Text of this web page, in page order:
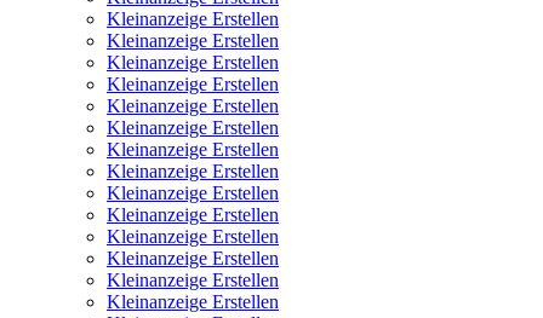
Kleinanzeige Erstellen
Kleinanzeige Erstellen
Kleinanzeige Erstellen
Kleinanzeige Erstellen
Kleinanzeige Erstellen
Kleinanzeige Erstellen
Kleinanzeige Erstellen
Kleinanzeige Erstellen
Kleinanzeige Erstellen
Kleinanzeige Erstellen
Kleinanzeige Erstellen
Kleinanzeige Erstellen
Kleinanzeige Erstellen
Kleinanzeige Erstellen